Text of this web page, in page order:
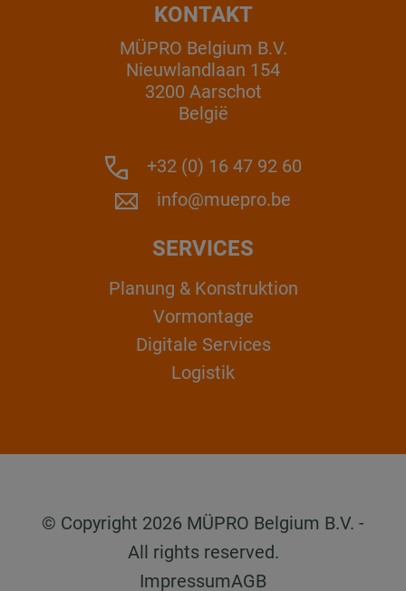
KONTAKT
MÜPRO Belgium B.V.
Nieuwlandlaan 154
3200 Aarschot
België
+32 (0) 16 47 92 60
info@muepro.be
SERVICES
Planung & Konstruktion
Vormontage
Digitale Services
Logistik
© Copyright 2026 MÜPRO Belgium B.V. -
All rights reserved.
ImpressumAGB